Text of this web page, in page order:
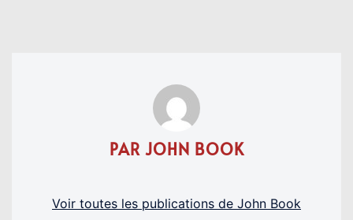
PAR JOHN BOOK
Voir toutes les publications de John Book